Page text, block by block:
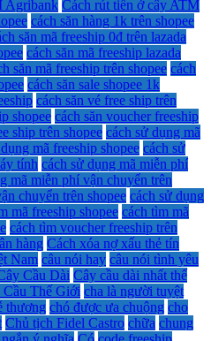
Agribank Cách rút tiền ở cây ATM
cách săn hàng 1k trên shopee
săn mã freeship 0đ trên lazada
cách săn mã freeship lazada
săn mã freeship trên shopee cách
cách săn sale shopee 1k
cách săn vé free ship trên
shopee cách săn voucher freeship
ship trên shopee cách sử dụng mã
mã freeship shopee cách sử
tính cách sử dụng mã miễn phí
mã miễn phí vận chuyển trên
chuyển trên shopee cách sử dụng
mã freeship shopee cách tìm mã
cách tìm voucher freeship trên
hàng Cách xóa nợ xấu thẻ tín
Nam câu nói hay câu nói tình yêu
Cầu Dài Cây cầu dài nhất thế
Cầu Thế Giới cha là người tuyệt
thương chó được ưa chuộng cho
Chủ tịch Fidel Castro chữa chung